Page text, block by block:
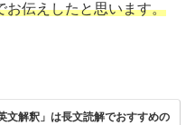
お伝えしたと思います。
文解釈」は長文読解でおすすめの